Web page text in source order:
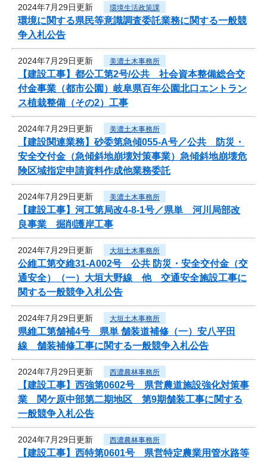
2024年7月29日更新 環境生活政策課
環境に関する県民等意識調査委託業務に関する一般競
争入札公告
2024年7月29日更新 美濃土木事務所
【建設工事】都公工第2号/公共 社会資本整備総合交
付金事業（都市公園）岐阜県百年公園北口エントラン
ス植栽整備（その2）工事
2024年7月29日更新 美濃土木事務所
【建設関連業務】砂委第急傾055-A号／公共 防災・
安全交付金（急傾斜地崩壊対策事業）急傾斜地崩壊危
険区域指定申請資料作成他業務委託
2024年7月29日更新 美濃土木事務所
【建設工事】河工第局改4-8-1号／県単 河川局部改
良事業 掘削護岸工事
2024年7月29日更新 大垣土木事務所
公維工第交維31-A002号 公共 防災・安全交付金（交
通安全）（一）大垣大野線 他 交通安全施設工事に
関する一般競争入札公告
2024年7月29日更新 大垣土木事務所
県維工第舗補4号 県単 舗装道補修（一）安八平田
線 舗装補修工事に関する一般競争入札公告
2024年7月29日更新 西濃農林事務所
【建設工事】西強第0602号 県営農道施設強化対策事
業 関ケ原中部第二期地区 第9期舗装工事に関する
一般競争入札公告
2024年7月29日更新 西濃農林事務所
【建設工事】西特第0601号 県営特定農業用管水路等